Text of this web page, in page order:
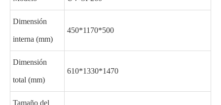
Dimensión
interna (mm)
450*1170*500
Dimensión
total (mm)
610*1330*1470
Tamaño del